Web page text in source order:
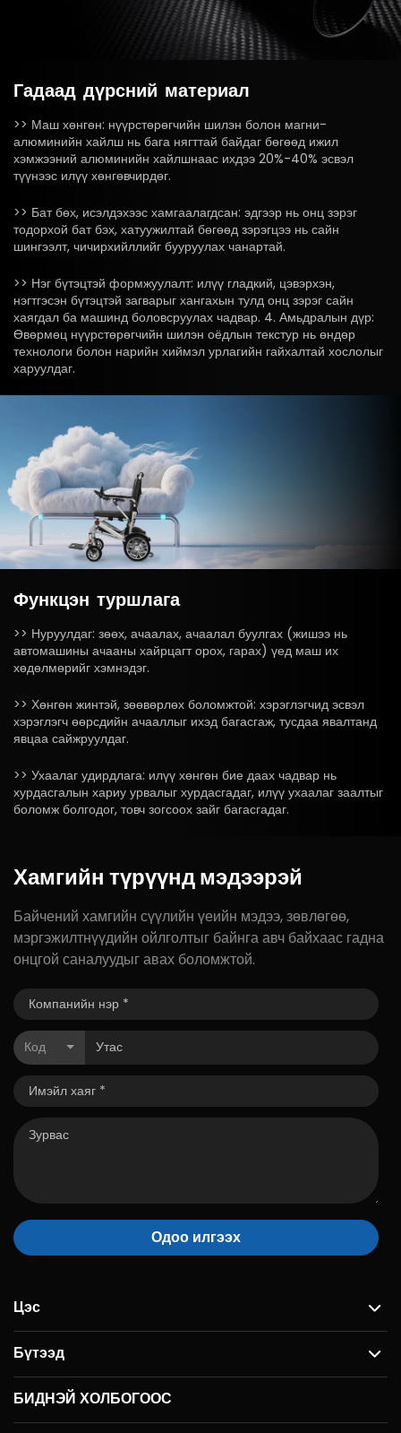
Гадаад дүрсний материал
>> Маш хөнгөн: нүүрстөрөгчийн шилэн болон магни-
алюминийн хайлш нь бага нягттай байдаг бөгөөд ижил
хэмжээний алюминийн хайлшнаас ихдээ 20%-40% эсвэл
түүнээс илүү хөнгөвчирдөг.
>> Бат бөх, исэлдэхээс хамгаалагдсан: эдгээр нь онц зэрэг
тодорхой бат бэх, хатуужилтай бөгөөд зэрэгцээ нь сайн
шингээлт, чичирхийллийг бууруулах чанартай.
>> Нэг бүтэцтэй формжуулалт: илүү гладкий, цэвэрхэн,
нэгтгэсэн бүтэцтэй загварыг хангахын тулд онц зэрэг сайн
хаягдал ба машинд боловсруулах чадвар. 4. Амьдралын дүр:
Өвөрмөц нүүрстөрөгчийн шилэн оёдлын текстур нь өндөр
технологи болон нарийн хиймэл урлагийн гайхалтай хослолыг
харуулдаг.
Функцэн туршлага
>> Нуруулдаг: зөөх, ачаалах, ачаалал буулгах (жишээ нь
автомашины ачааны хайрцагт орох, гарах) үед маш их
хөдөлмөрийг хэмнэдэг.
>> Хөнгөн жинтэй, зөөвөрлөх боломжтой: хэрэглэгчид эсвэл
хэрэглэгч өөрсдийн ачааллыг ихэд багасгаж, тусдаа явалтанд
явцаа сайжруулдаг.
>> Ухаалаг удирдлага: илүү хөнгөн бие даах чадвар нь
хурдасгалын хариу урвалыг хурдасгадаг, илүү ухаалаг заалтыг
боломж болгодог, товч зогсоох зайг багасгадаг.
Хамгийн түрүүндмэдээрэй
Байчений хамгийн сүүлийн үеийн мэдээ, зөвлөгөө,
мэргэжилтнүүдийн ойлголтыг байнга авч байхаас гадна
онцгой саналуудыг авах боломжтой.
Код
Одоо илгээх
Цэс
Бүтээд
БИДНЭЙ ХОЛБОГООС